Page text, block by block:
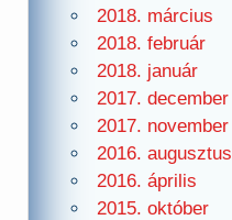
2018. március
2018. február
2018. január
2017. december
2017. november
2016. augusztus
2016. április
2015. október